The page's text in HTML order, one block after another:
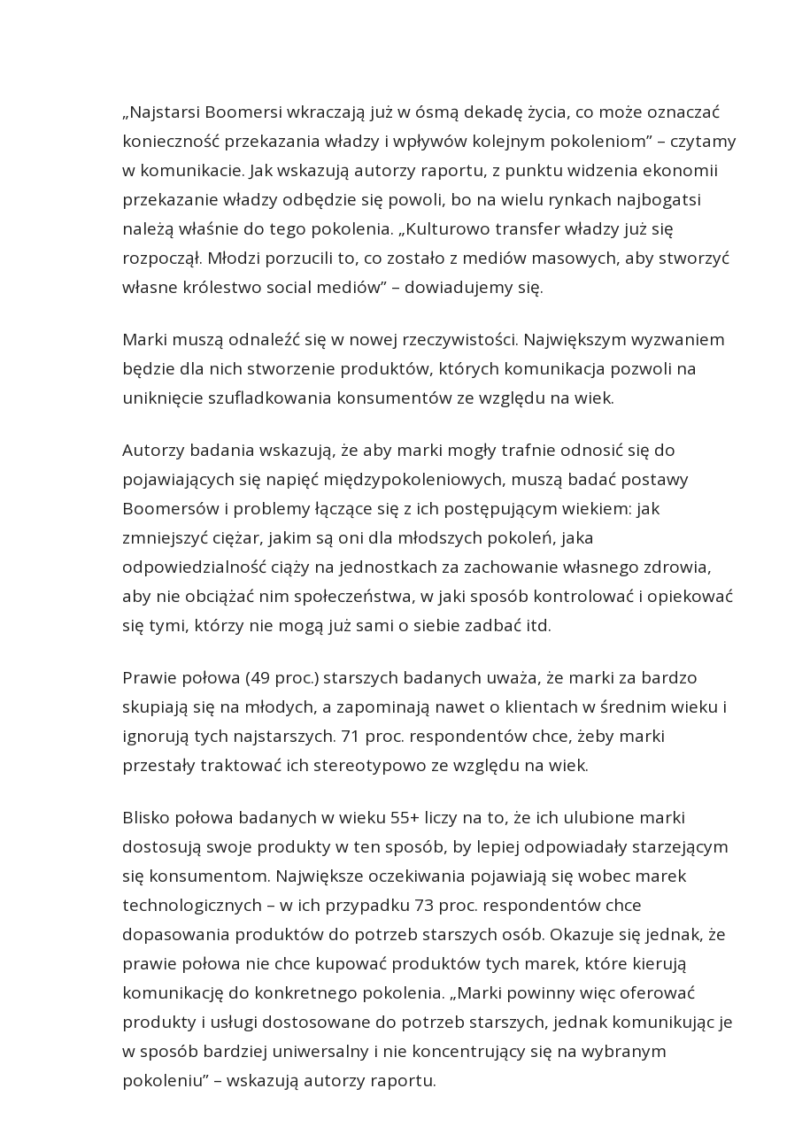
„Najstarsi Boomersi wkraczają już w ósmą dekadę życia, co może oznaczać
konieczność przekazania władzy i wpływów kolejnym pokoleniom” – czytamy
w komunikacie. Jak wskazują autorzy raportu, z punktu widzenia ekonomii
przekazanie władzy odbędzie się powoli, bo na wielu rynkach najbogatsi
należą właśnie do tego pokolenia. „Kulturowo transfer władzy już się
rozpoczął. Młodzi porzucili to, co zostało z mediów masowych, aby stworzyć
własne królestwo social mediów” – dowiadujemy się.
Marki muszą odnaleźć się w nowej rzeczywistości. Największym wyzwaniem
będzie dla nich stworzenie produktów, których komunikacja pozwoli na
uniknięcie szufladkowania konsumentów ze względu na wiek.
Autorzy badania wskazują, że aby marki mogły trafnie odnosić się do
pojawiających się napięć międzypokoleniowych, muszą badać postawy
Boomersów i problemy łączące się z ich postępującym wiekiem: jak
zmniejszyć ciężar, jakim są oni dla młodszych pokoleń, jaka
odpowiedzialność ciąży na jednostkach za zachowanie własnego zdrowia,
aby nie obciążać nim społeczeństwa, w jaki sposób kontrolować i opiekować
się tymi, którzy nie mogą już sami o siebie zadbać itd.
Prawie połowa (49 proc.) starszych badanych uważa, że marki za bardzo
skupiają się na młodych, a zapominają nawet o klientach w średnim wieku i
ignorują tych najstarszych. 71 proc. respondentów chce, żeby marki
przestały traktować ich stereotypowo ze względu na wiek.
Blisko połowa badanych w wieku 55+ liczy na to, że ich ulubione marki
dostosują swoje produkty w ten sposób, by lepiej odpowiadały starzejącym
się konsumentom. Największe oczekiwania pojawiają się wobec marek
technologicznych – w ich przypadku 73 proc. respondentów chce
dopasowania produktów do potrzeb starszych osób. Okazuje się jednak, że
prawie połowa nie chce kupować produktów tych marek, które kierują
komunikację do konkretnego pokolenia. „Marki powinny więc oferować
produkty i usługi dostosowane do potrzeb starszych, jednak komunikując je
w sposób bardziej uniwersalny i nie koncentrujący się na wybranym
pokoleniu” – wskazują autorzy raportu.